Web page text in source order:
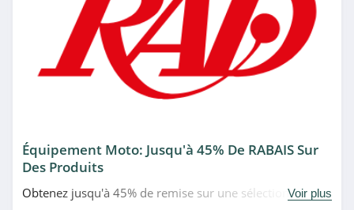
Équipement Moto: Jusqu'à 45% De RABAIS Sur
Des Produits
Obtenez jusqu'à 45% de remise sur une sélectionVoir plus